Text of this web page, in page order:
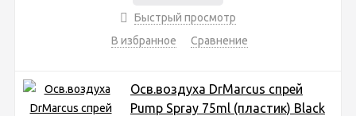
Быстрый просмотр
В избранное
Сравнение
Осв.воздуха DrMarcus спрей
Pump Spray 75ml (пластик) Black